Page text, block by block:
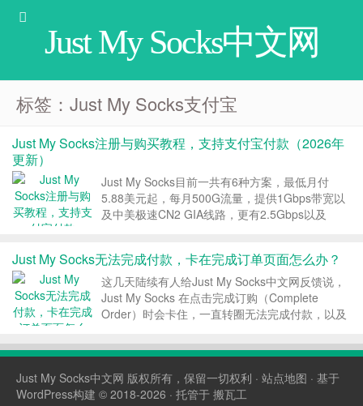
Just My Socks中文网
标签：Just My Socks支付宝
Just My Socks注册与购买教程，支持支付宝付款（2026年
更新）
Just My Socks目前一共有6种方案，最低月付
5.88美元起，每月500G流量，提供1Gbps带宽以
及中美极速CN2 GIA线路，更有2.5Gbps以及
Socks...
Just My Socks无法完成付款，卡在完成订单页面怎么办？
这几天陆续有人给Just My Socks中文网反馈说，
Just My Socks 在点击完成订购（Complete
Order）时会卡住，一直转圈无法完成付款，以及
的 $hadow$ocks 服务。本文介绍下出现这种问题
Just My Socks中文网 版权所有，保留一切权利 · 站点地图 · 基于
WordPress构建 © 2018-2026 · 托管于 搬瓦工